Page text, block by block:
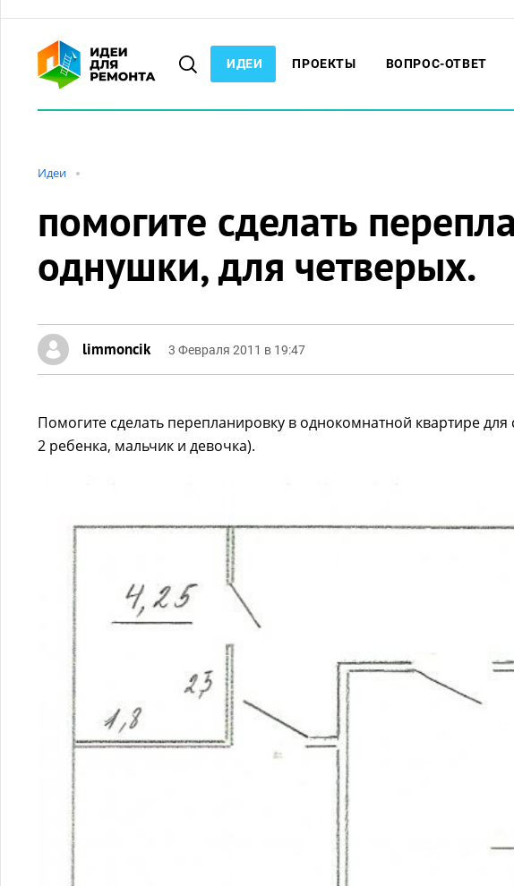
ИДЕИ ПРОЕКТЫ ВОПРОС-ОТВЕТ
Идеи
помогите сделать
однушки, для четверых.
limmoncik 3 Февраля 2011 в 19:47
Помогите сделать перепланировку в однокомнатной квартире
2 ребенка, мальчик и девочка).